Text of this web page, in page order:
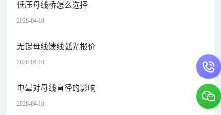
低压母线桥怎么选择
2026-04-10
无锡母线馈线弧光报价
2026-04-10
电晕对母线直径的影响
2026-04-10